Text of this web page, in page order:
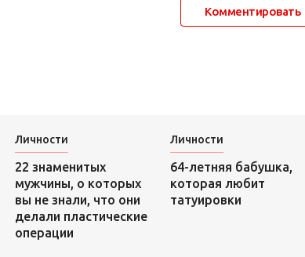
Комментировать
Личности
22 знаменитых
мужчины, о которых
вы не знали, что они
делали пластические
операции
Личности
64-летняя бабушка,
которая любит
татуировки